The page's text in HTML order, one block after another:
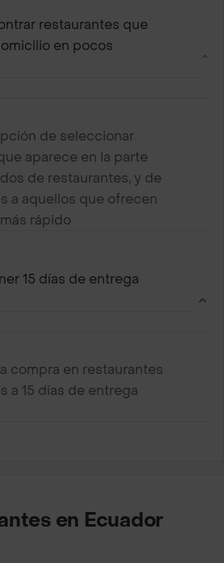
restaurantes que
en pocos
de seleccionar
aparece en la parte
de restaurantes, y de
a aquellos que ofrecen
rápido
15 días de entrega
compra en restaurantes
a 15 días de entrega
en Ecuador